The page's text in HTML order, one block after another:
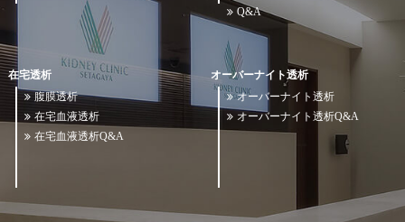
Q&A
在宅透析
腹膜透析
在宅血液透析
在宅血液透析Q&A
オーバーナイト透析
オーバーナイト透析
オーバーナイト透析Q&A